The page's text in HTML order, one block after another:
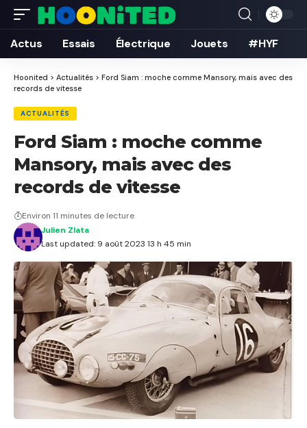
Actus Essais Électrique Jouets #HYF
Hoonited > Actualités > Ford Siam : moche comme Mansory, mais avec des
records de vitesse
ACTUALITÉS
Ford Siam : moche comme
Mansory, mais avec des
records de vitesse
Last updated: 9 août 2023 13 h 45 min
Julien Zlata
Environ 11 minutes de lecture